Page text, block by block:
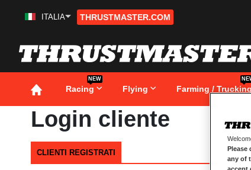
Salta
ITALIA THRUSTMASTER.COM
Racing
NEW
Flying Farming / Trucking
Login cliente
CLIENTI REGISTRATI
Please
any of